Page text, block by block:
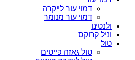
דמוי עור לייקרה
דמוי עור מנומר
ולנטינו
וניל קרוקס
טול
טול גאזה פייטים